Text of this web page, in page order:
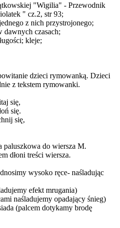
"Wigilia" - Przewodnik
" cz.2, str 93;
z nich przystrojonego;
dawnych czasach;
kleje;
dzieci rymowanką. Dzieci
z tekstem rymowanki.
się,
się.
się,
do wiersza M.
dłoni treści wiersza.
wysoko ręce- naśladując
efekt mrugania)
naśladujemy opadający śnieg)
(palcem dotykamy brodę